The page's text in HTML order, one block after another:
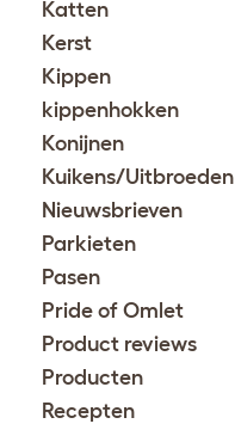
Katten
Kerst
Kippen
kippenhokken
Konijnen
Kuikens/Uitbroeden
Nieuwsbrieven
Parkieten
Pasen
Pride of Omlet
Product reviews
Producten
Recepten